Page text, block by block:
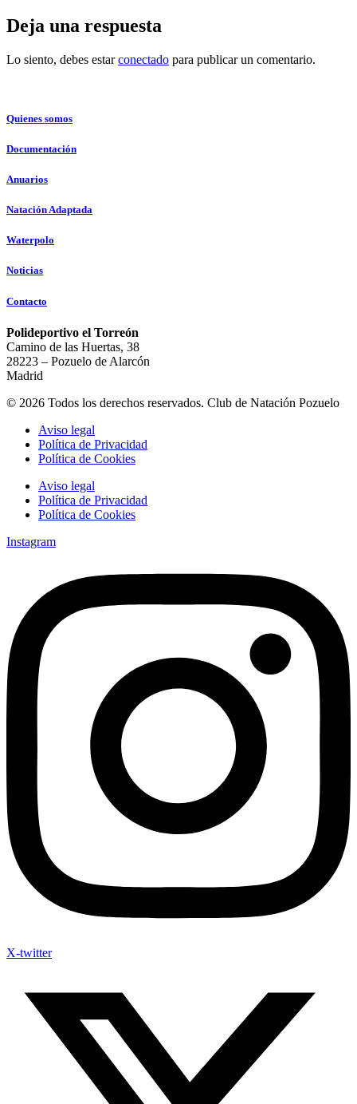
Deja una respuesta
Lo siento, debes estarconectado para publicar un comentario.
Quienes somos
Documentación
Anuarios
Natación Adaptada
Waterpolo
Noticias
Contacto
Polideportivo el Torreón
Camino de las Huertas, 38
28223 – Pozuelo de Alarcón
Madrid
© 2026 Todos los derechos reservados. Club de Natación Pozuelo
Aviso legal
Política de Privacidad
Política de Cookies
Aviso legal
Política de Privacidad
Política de Cookies
Instagram
X-twitter